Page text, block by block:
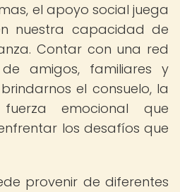
el apoyo social juega
nuestra capacidad de
Contar con una red
amigos, familiares y
el consuelo, la
emocional que
los desafíos que
provenir de diferentes